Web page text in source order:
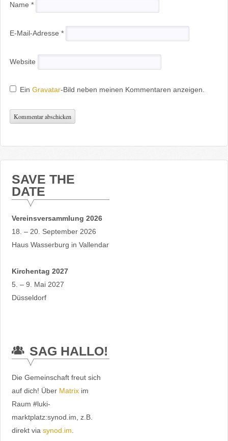
Name *
E-Mail-Adresse *
Website
Ein Gravatar-Bild neben meinen Kommentaren anzeigen.
SAVE THE
DATE
Vereinsversammlung 2026
18. – 20. September 2026
Haus Wasserburg in Vallendar
Kirchentag 2027
5. – 9. Mai 2027
Düsseldorf
SAG HALLO!
Die Gemeinschaft freut sich
auf dich! Über Matrixim
Raum #luki-
marktplatz:synod.im, z.B.
direkt via synod.im